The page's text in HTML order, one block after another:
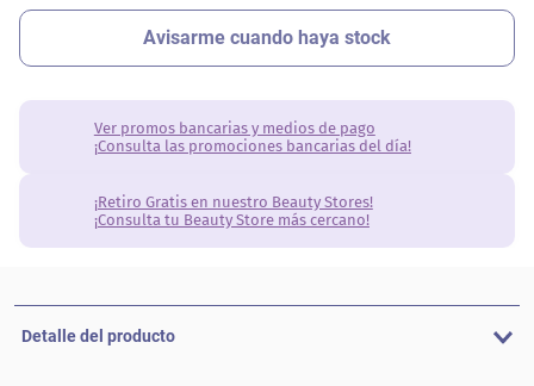
Ver promos bancarias y medios de pago
¡Consulta las promociones bancarias del día!
¡Retiro Gratis en nuestro Beauty Stores!
¡Consulta tu Beauty Store más cercano!
Detalle del producto